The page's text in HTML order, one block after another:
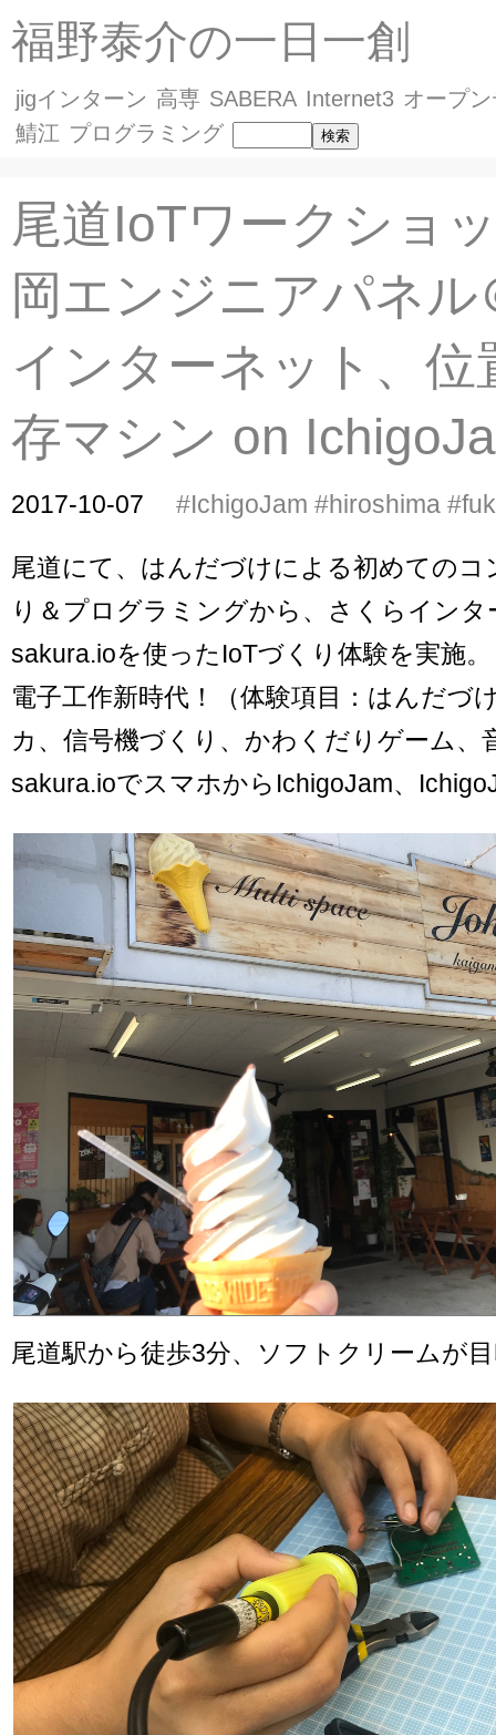
福野泰介の一日一創
jigインターン 高専 SABERA Internet3 オープ
鯖江 プログラミング
尾道IoTワークショ
岡エンジニアパネル
インターネット、位
存マシン on
2017-10-07 #IchigoJam #hiroshima
尾道にて、はんだづけによる初めてのコ
り＆プログラミングから、さくらインタ
sakura.ioを使ったIoTづくり体験を実施
電子工作新時代！（体験項目：はんだづ
カ、信号機づくり、かわくだりゲーム、
sakura.ioでスマホからIchigoJam、
尾道駅から徒歩3分、ソフトクリームが